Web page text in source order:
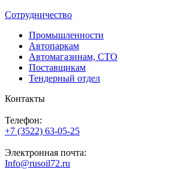
Сотрудничество
Промышленности
Автопаркам
Автомагазинам, СТО
Поставщикам
Тендерный отдел
Контакты
Телефон:
+7 (3522) 63-05-25
Электронная почта:
Info@rusoil72.ru